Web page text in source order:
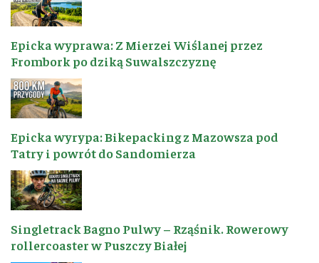
Epicka wyprawa: Z Mierzei Wiślanej przez
Frombork po dziką Suwalszczyznę
Epicka wyrypa: Bikepacking z Mazowsza pod
Tatry i powrót do Sandomierza
Singletrack Bagno Pulwy – Rząśnik. Rowerowy
rollercoaster w Puszczy Białej